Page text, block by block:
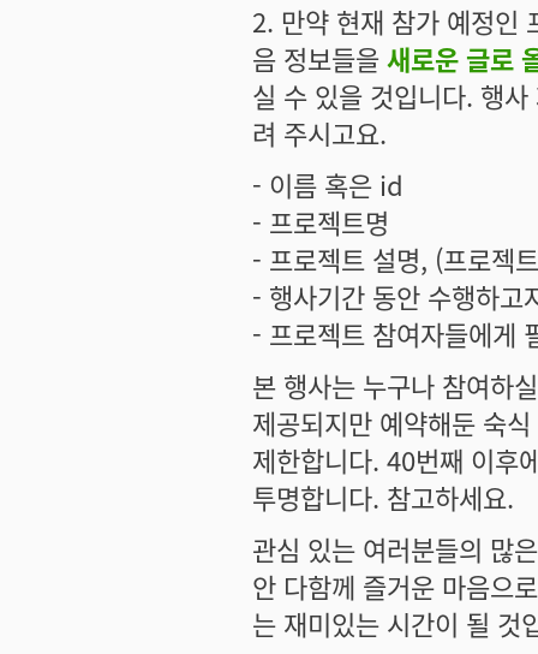
2. 만약 현재 참가 예정인
음 정보들을새로운 글로
실 수 있을 것입니다. 행
려 주시고요.
- 이름 혹은 id
- 프로젝트명
- 프로젝트 설명, (프로젝
- 행사기간 동안 수행하고
- 프로젝트 참여자들에게
본 행사는 누구나 참여하
제공되지만 예약해둔 숙
제한합니다. 40번째 이후
투명합니다. 참고하세요.
관심 있는 여러분들의 많
안 다함께 즐거운 마음으
는 재미있는 시간이 될 것